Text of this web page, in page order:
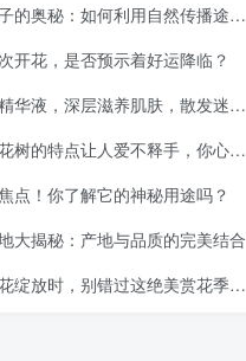
奥秘：如何利用自然传播途径播种未来
开花，是否预示着好运降临？
液，深层滋养肌肤，散发迷人香气
的特点让人爱不释手，你心动了吗？
点！你了解它的神秘用途吗？
大揭秘：产地与品质的完美结合
绽放时，别错过这绝美赏花季节！
奥秘：如何利用自然传播途径播种未来
开花，是否预示着好运降临？
液，深层滋养肌肤，散发迷人香气
的特点让人爱不释手，你心动了吗？
点！你了解它的神秘用途吗？
大揭秘：产地与品质的完美结合
绽放时，别错过这绝美赏花季节！